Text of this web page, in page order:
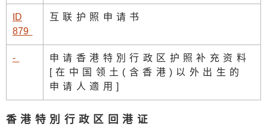
ID
879
互联护照申请书
-
申请香港特別行政区护照补充资料
[在中国领土(含香港)以外出生的
申请人適用]
香港特別行政区回港证